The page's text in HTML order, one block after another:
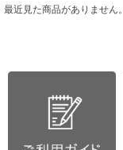
最近見た商品がありません。